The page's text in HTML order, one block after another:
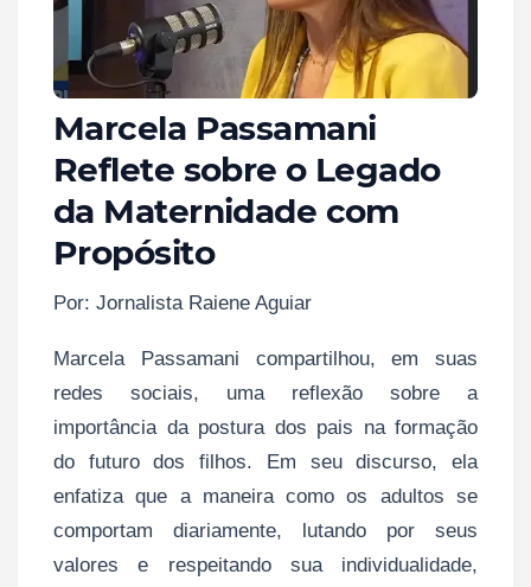
Marcela Passamani
Reflete sobre o Legado
da Maternidade com
Propósito
Por: Jornalista Raiene Aguiar
Marcela Passamani compartilhou, em suas
redes sociais, uma reflexão sobre a
importância da postura dos pais na formação
do futuro dos filhos. Em seu discurso, ela
enfatiza que a maneira como os adultos se
comportam diariamente, lutando por seus
valores e respeitando sua individualidade,